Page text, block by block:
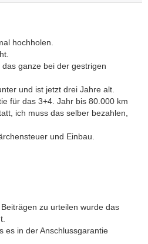
hochholen.
ganze bei der gestrigen
und ist jetzt drei Jahre alt.
für das 3+4. Jahr bis 80.000 km
ich muss das selber bezahlen,
und Einbau.
zu urteilen wurde das
es in der Anschlussgarantie